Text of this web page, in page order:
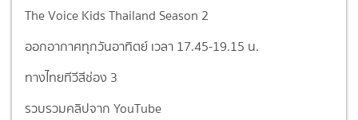
The Voice Kids Thailand Season 2
ออกอากาศทุกวันอาทิตย์ เวลา 17.45-19.15 น.
ทางไทยทีวีสีช่อง 3
รวบรวมคลิปจาก YouTube